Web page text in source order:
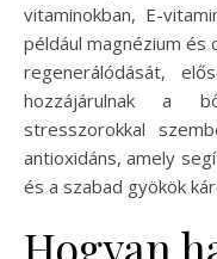
vitaminokban, E-
például magnézium és
regenerálódását,
hozzájárulnak a
stresszorokkal
antioxidáns, amely
és a szabad gyökök
Hogyan